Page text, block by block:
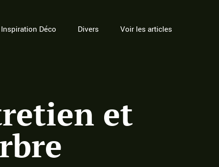
Inspiration Déco Divers Voir les articles
et